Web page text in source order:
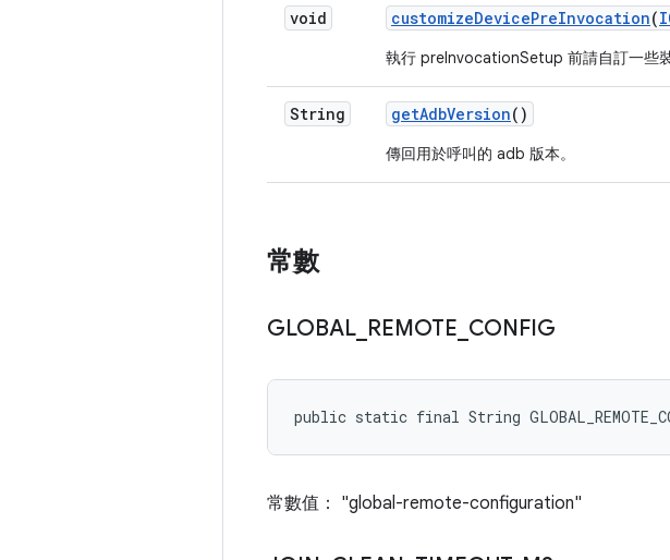
void customizeDevicePreInvocation(
執行 preInvocationSetup 前請自訂一些裝
String getAdbVersion()
傳回用於呼叫的 adb 版本。
常數
GLOBAL REMOTE CONFIG
public static final String
常數值： "global-remote-configuration"